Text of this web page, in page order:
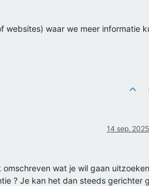
waar we meer informatie
14 sep.
wat je wil gaan
? Je kan het dan steeds gerichter